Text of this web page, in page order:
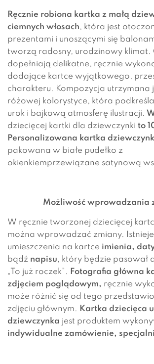
Ręcznie robiona kartka z małą
ciemnych włosach, która jest
prezentami i unoszącymi się
tworzą radosny, urodzinowy klimat.
dopełniają delikatne, ręcznie
dodające kartce wyjątkowego,
charakteru. Kompozycja utrzymana
różowej kolorystyce, która
urok i bajkową atmosferę ilustracji.
dziecięcej kartki dla dziewczynki to
Personalizowana kartka
pakowana w białe pudełko z
okienkiemprzewiązane satynową
Możliwość wprowadzania
W ręcznie tworzonej dziecięcej
można wprowadzać zmiany.
umieszczenia na kartce imienia,
bądź napisu, który będzie pasował
„To już roczek”. Fotografia główna
zdjęciem poglądowym, ręcznie
może różnić się od tego
zdjęciu głównym. Kartka dziecięca
dziewczynka jest produktem
indywidualne zamówienie,